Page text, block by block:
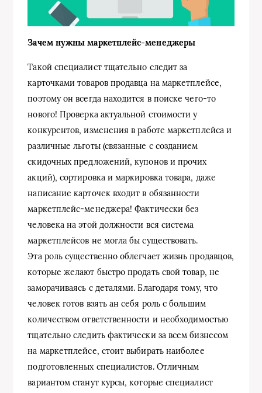
Зачем нужны маркетплейс-менеджеры
Такой специалист тщательно следит за
карточками товаров продавца на маркетплейсе,
поэтому он всегда находится в поиске чего-то
нового! Проверка актуальной стоимости у
конкурентов, изменения в работе маркетплейса и
различные льготы (связанные с созданием
скидочных предложений, купонов и прочих
акций), сортировка и маркировка товара, даже
написание карточек входит в обязанности
маркетплейс-менеджера! Фактически без
человека на этой должности вся система
маркетплейсов не могла бы существовать.
Эта роль существенно облегчает жизнь продавцов,
которые желают быстро продать свой товар, не
заморачиваясь с деталями. Благодаря тому, что
человек готов взять ан себя роль с большим
количеством ответственности и необходимостью
тщательно следить фактически за всем бизнесом
на маркетплейсе, стоит выбирать наиболее
подготовленных специалистов. Отличным
вариантом станут курсы, которые специалист